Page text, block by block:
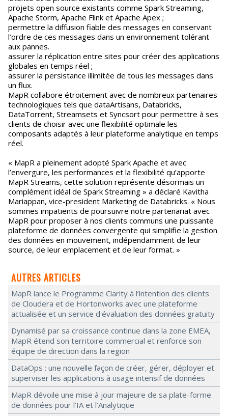
projets open source existants comme Spark Streaming,
Apache Storm, Apache Flink et Apache Apex ;
permettre la diffusion fiable des messages en conservant
l’ordre de ces messages dans un environnement tolérant
aux pannes.
assurer la réplication entre sites pour créer des applications
globales en temps réel ;
assurer la persistance illimitée de tous les messages dans
un flux.
MapR collabore étroitement avec de nombreux partenaires
technologiques tels que dataArtisans, Databricks,
DataTorrent, Streamsets et Syncsort pour permettre à ses
clients de choisir avec une flexibilité optimale les
composants adaptés à leur plateforme analytique en temps
réel.
« MapR a pleinement adopté Spark Apache et avec
l’envergure, les performances et la flexibilité qu’apporte
MapR Streams, cette solution représente désormais un
complément idéal de Spark Streaming » a déclaré Kavitha
Mariappan, vice-president Marketing de Databricks. « Nous
sommes impatients de poursuivre notre partenariat avec
MapR pour proposer à nos clients communs une puissante
plateforme de données convergente qui simplifie la gestion
des données en mouvement, indépendamment de leur
source, de leur emplacement et de leur format. »
AUTRES ARTICLES
MapR lance le Programme Clarity à l’intention des clients
de Cloudera et de Hortonworks avec une plateforme
actualisée et un service d'évaluation des données gratuity
Dynamisé par sa croissance continue dans la zone EMEA,
MapR étend son territoire commercial et renforce son
équipe de direction dans la region
DataOps : une nouvelle façon de créer, gérer, déployer et
superviser les applications à usage intensif de données
MapR dévoile une mise à jour majeure de sa plate-forme
de données pour l’IA et l’Analytique